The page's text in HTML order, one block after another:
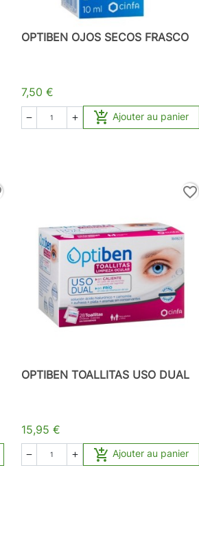
OPTIBEN OJOS SECOS FRASCO
7,50 €
   Ajouter au panier
favorite_border
OPTIBEN TOALLITAS USO DUAL
15,95 €
   Ajouter au panier